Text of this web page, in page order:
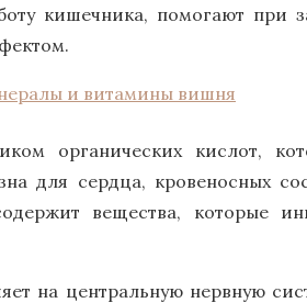
кишечника, помогают при
органических кислот,
для сердца, кровеносных
вещества, которые
на центральную нервную